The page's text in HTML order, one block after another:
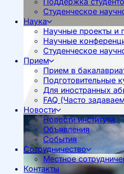
Студенческое
Наука
Научные проекты и
Научные
Студенческое
Прием
Прием в
Подготовительные
Для иностранных
FAQ (Часто
Новости
Новости института
Объявления
События
Сотрудничество
Местное
Контакты